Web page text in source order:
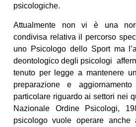
psicologiche.
Attualmente non vi è una
condivisa relativa il percorso
uno Psicologo dello Sport ma
deontologico degli psicologi
tenuto per legge a mantenere
preparazione e
particolare riguardo ai settori nei
Nazionale Ordine Psicologi,
psicologo vuole operare